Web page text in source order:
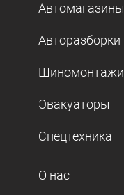
Автомагазины
Авторазборки
Шиномонтажи
Эвакуаторы
Спецтехника
О нас